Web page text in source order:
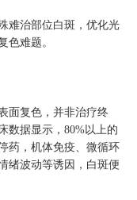
难治部位白斑，优化光
色难题。
面复色，并非治疗终
数据显示，80%以上的
药，机体免疫、微循环
绪波动等诱因，白斑便